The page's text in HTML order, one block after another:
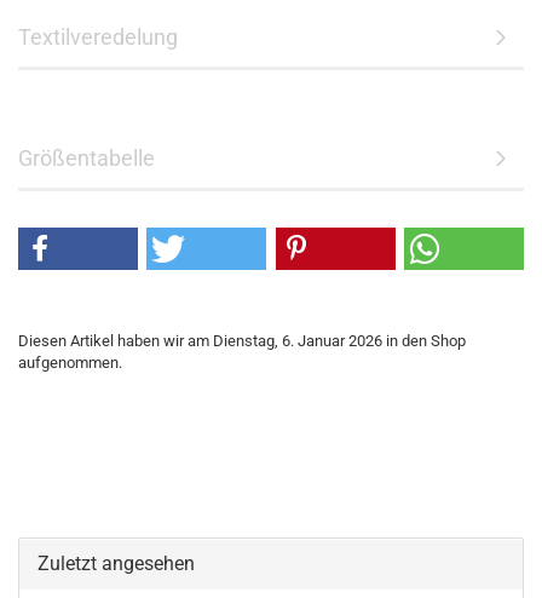
Textilveredelung
Größentabelle
Diesen Artikel haben wir am Dienstag, 6. Januar 2026 in den Shop
aufgenommen.
Zuletzt angesehen